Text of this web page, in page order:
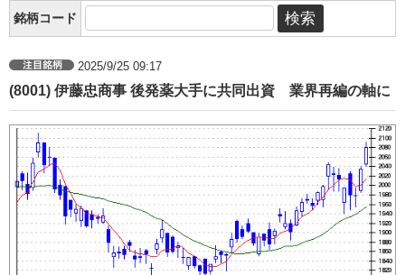
銘柄コード
2025/9/25 09:17
(8001) 伊藤忠商事 後発薬大手に共同出資 業界再編の軸に